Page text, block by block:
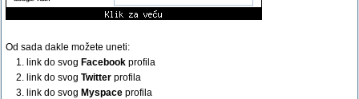
Od sada dakle možete uneti:
1. link do svog Facebook profila
2. link do svog Twitter profila
3. link do svog Myspace profila